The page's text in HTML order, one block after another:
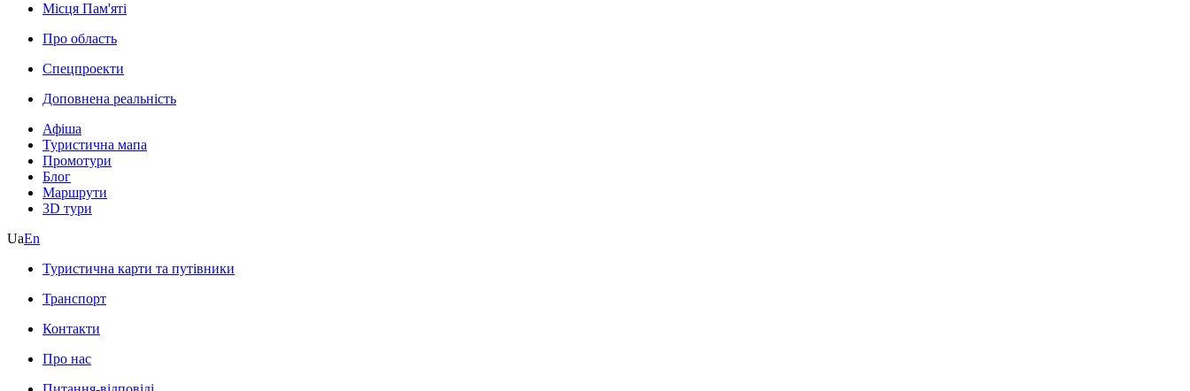
Місця Пам'яті
Про область
Спецпроекти
Доповнена реальність
Афіша
Туристична мапа
Промотури
Блог
Маршрути
3D тури
UaEn
Туристична карти та путівники
Транспорт
Контакти
Про нас